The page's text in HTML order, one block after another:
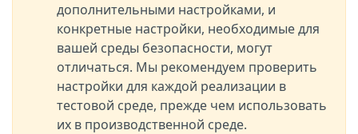
дополнительными настройками, и
конкретные настройки, необходимые для
вашей среды безопасности, могут
отличаться. Мы рекомендуем проверить
настройки для каждой реализации в
тестовой среде, прежде чем использовать
их в производственной среде.